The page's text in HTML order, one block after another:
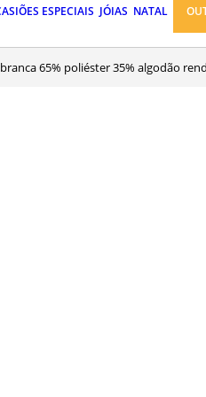
ESPECIAIS JÓIAS NATAL
branca 65% poliéster 35% algodão